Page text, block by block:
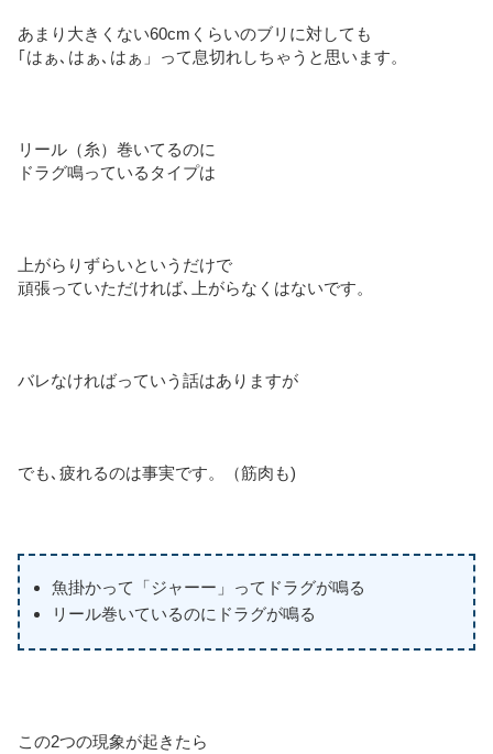
あまり大きくない60cmくらいのブリに対しても
｢はぁ､はぁ､はぁ」って息切れしちゃうと思います。
リール（糸）巻いてるのに
ドラグ鳴っているタイプは
上がらりずらいというだけで
頑張っていただければ､上がらなくはないです。
バレなければっていう話はありますが
でも､疲れるのは事実です。（筋肉も)
魚掛かって「ジャーー」ってドラグが鳴る
リール巻いているのにドラグが鳴る
この2つの現象が起きたら